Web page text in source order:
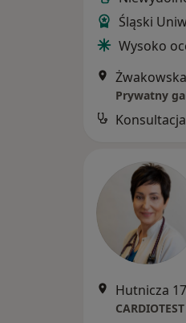
Śląski
Wysoko
Prywatny
Hutnicza
CARDIOTEST